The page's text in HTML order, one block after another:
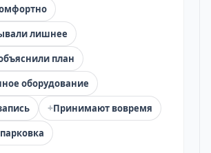
лишнее
план
оборудование
+Принимают вовремя